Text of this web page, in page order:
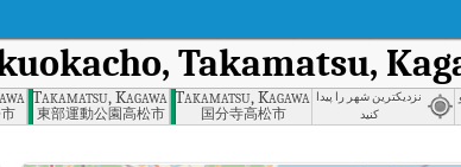
Takamatsu,
Takamatsu, Kagawa
東部運動公園高松市
Kokubunjicho Nii, Takamatsu, Kagawa
国分寺高松市
نزدیکترین شهر را پیدا
کنید